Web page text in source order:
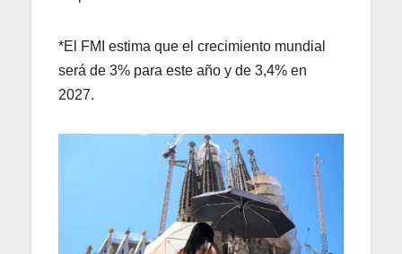
*El FMI estima que el crecimiento mundial
será de 3% para este año y de 3,4% en
2027.